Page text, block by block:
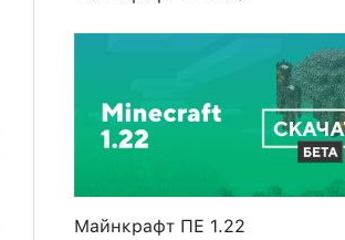
Майнкрафт ПЕ 1.22